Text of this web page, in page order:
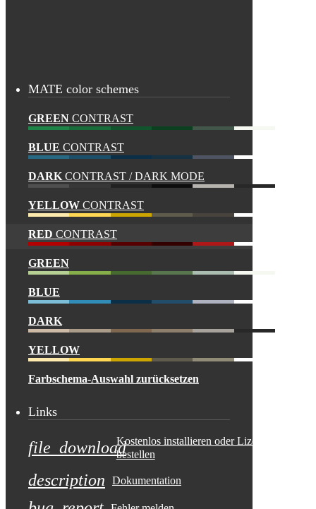
MATE color schemes
GREEN CONTRAST
BLUE CONTRAST
DARK CONTRAST / DARK MODE
YELLOW CONTRAST
RED CONTRAST
GREEN
BLUE
DARK
YELLOW
Farbschema-Auswahl zurücksetzen
Links
file_downloadKostenlos installieren oder Lizenz
bestellen
description Dokumentation